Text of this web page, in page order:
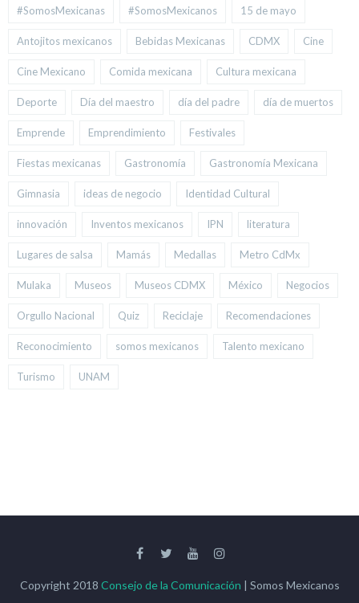
#SomosMexicanas #SomosMexicanos 15 de mayo
Antojitos mexicanos Bebidas Mexicanas CDMX Cine
Cine Mexicano Comida mexicana Cultura mexicana
Deporte Día del maestro día del padre día de muertos
Emprende Emprendimiento Festivales
Fiestas mexicanas Gastronomía Gastronomía Mexicana
Gimnasia ideas de negocio Identidad Cultural
innovación Inventos mexicanos IPN literatura
Lugares de salsa Mamás Medallas Metro CdMx
Mulaka Museos Museos CDMX México Negocios
Orgullo Nacional Quiz Reciclaje Recomendaciones
Reconocimiento somos mexicanos Talento mexicano
Turismo UNAM
Copyright 2018 Consejo de la Comunicación | Somos Mexicanos